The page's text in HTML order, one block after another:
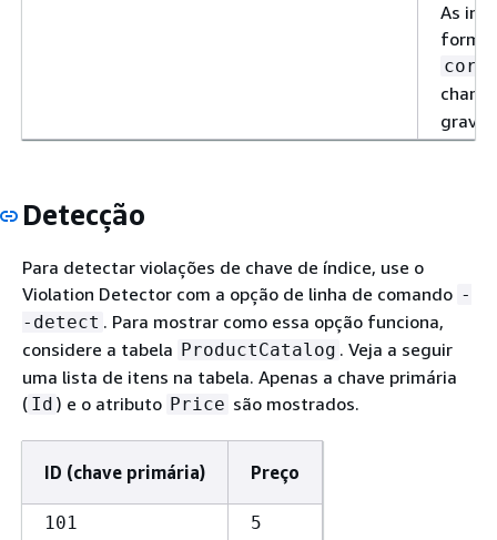
As
Detecção
Para detectar violações de chave de índice, use o
Violation Detector com a opção de linha de comando -
-detect . Para mostrar como essa opção funciona,
considere a tabela ProductCatalog . Veja a seguir
uma lista de itens na tabela. Apenas a chave primária
( Id ) e o atributo Price são mostrados.
ID (chave primária) Preço
101
5